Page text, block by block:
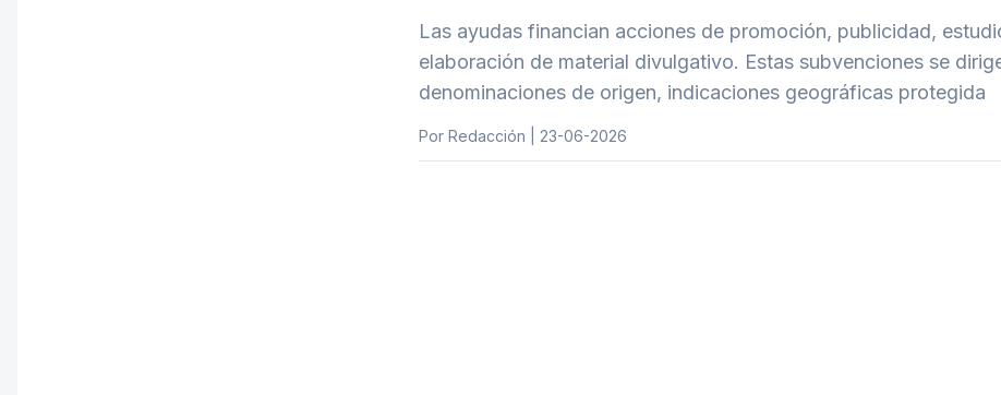
Las ayudas financian acciones de promoción, publicidad,
elaboración de material divulgativo. Estas subvenciones se
denominaciones de origen, indicaciones geográficas protegida
Por Redacción | 23-06-2026